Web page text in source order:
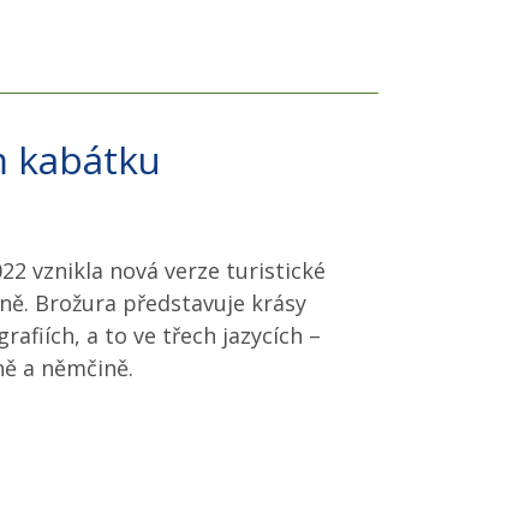
kabátku
vznikla nová verze turistické
Brožura představuje krásy
a to ve třech jazycích –
a němčině.